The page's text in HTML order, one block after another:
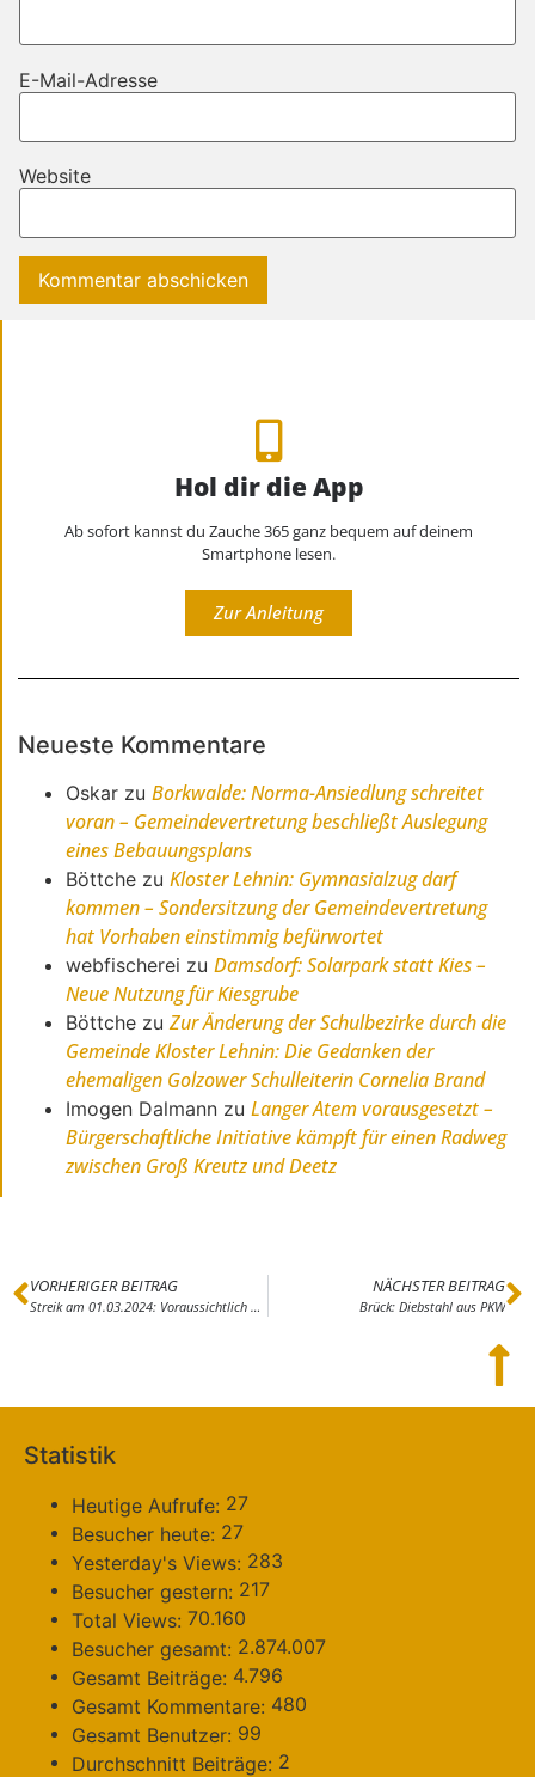
E-Mail-Adresse
Website
Hol dir die App
Ab sofort kannst du Zauche 365 ganz bequem auf deinem
Smartphone lesen.
Zur Anleitung
Neueste Kommentare
Oskar zuBorkwalde: Norma-Ansiedlung schreitet
voran – Gemeindevertretung beschließt Auslegung
eines Bebauungsplans
Böttche zuKloster Lehnin: Gymnasialzug darf
kommen – Sondersitzung der Gemeindevertretung
hat Vorhaben einstimmig befürwortet
webfischerei zuDamsdorf: Solarpark statt Kies –
Neue Nutzung für Kiesgrube
Böttche zuZur Änderung der Schulbezirke durch die
Gemeinde Kloster Lehnin: Die Gedanken der
ehemaligen Golzower Schulleiterin Cornelia Brand
Imogen Dalmann zuLanger Atem vorausgesetzt –
Bürgerschaftliche Initiative kämpft für einen Radweg
zwischen Groß Kreutz und Deetz
VORHERIGER BEITRAG
Streik am 01.03.2024: Voraussichtlich massive Fahrausfälle auf regiobus-Linien
NÄCHSTER BEITRAG
Brück: Diebstahl aus PKW
Statistik
Heutige Aufrufe: 27
Besucher heute: 27
Yesterday's Views: 283
Besucher gestern: 217
Total Views: 70.160
Besucher gesamt: 2.874.007
Gesamt Beiträge: 4.796
Gesamt Kommentare: 480
Gesamt Benutzer: 99
Durchschnitt Beiträge: 2